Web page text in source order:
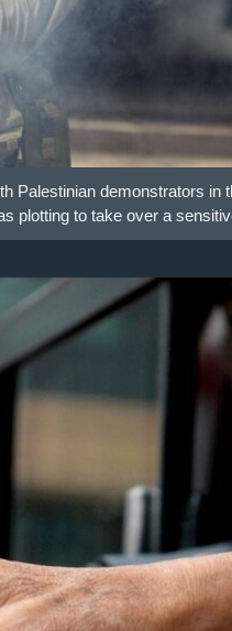
Palestinian demonstrators
plotting to take over a